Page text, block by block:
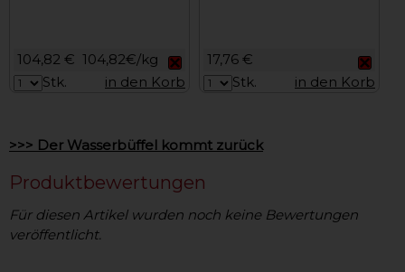
104,82 € 104,82€/kg
Stk.
in den Korb
17,76 €
Stk.
in den Korb
>>> Der Wasserbüffel kommt zurück
Produktbewertungen
Für diesen Artikel wurden noch keine Bewertungen
veröffentlicht.